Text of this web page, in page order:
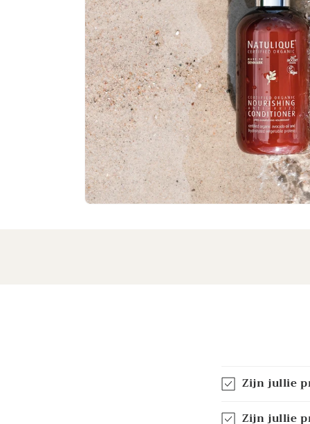
Zijn jullie
Zijn jullie